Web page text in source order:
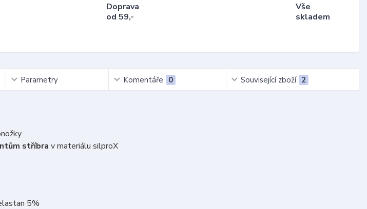
Doprava
od 59,-
Vše
skladem
Parametry Komentáře 0 Související zboží 2
stříbra v materiálu silproX
5%